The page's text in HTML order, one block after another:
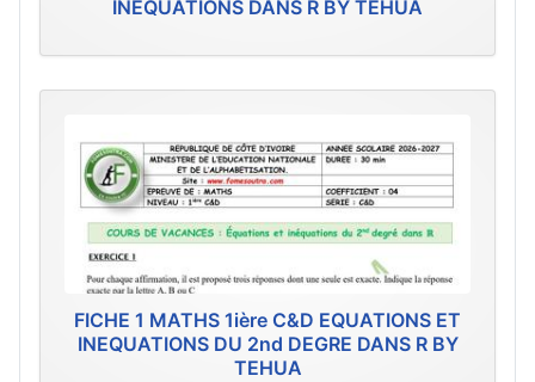
INEQUATIONS DANS R BY TEHUA
FICHE 1 MATHS 1ière C&D EQUATIONS ET
INEQUATIONS DU 2nd DEGRE DANS R BY
TEHUA